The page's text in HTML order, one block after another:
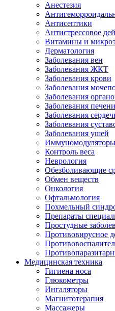
Анестезия
Антисептики
Антистрессовое
Витамины и
Дерматология
Заболевания вен
Заболевания ЖКТ
Заболевания крови
Заболевания
Заболевания
Заболевания
Заболевания
Заболевания
Заболевания ушей
Иммуномодуляторы
Контроль веса
Неврология
Обезболивающие
Обмен веществ
Онкология
Офтальмология
Похмельный
Препараты
Простудные
Противовирусное
Медицинская техника
Гигиена носа
Глюкометры
Ингаляторы
Магнитотерапия
Массажеры